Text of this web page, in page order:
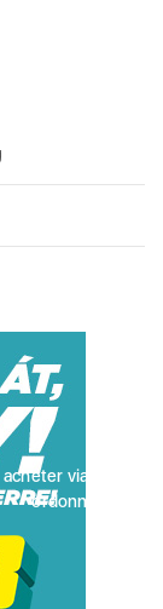
acheter viagra sans
ordonnance